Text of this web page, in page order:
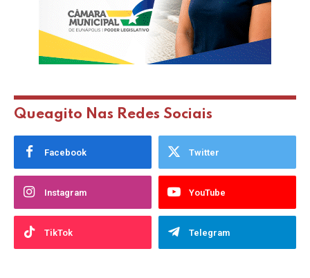
Queagito Nas Redes Sociais
Facebook Twitter
Instagram YouTube
TikTok Telegram